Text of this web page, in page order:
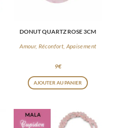
DONUT QUARTZ ROSE 3CM
Amour, Réconfort, Apaisement
9€
AJOUTER AU PANIER